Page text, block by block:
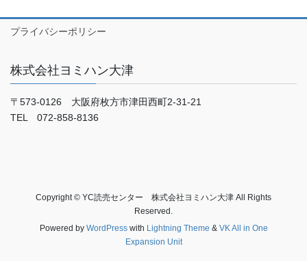
プライバシーポリシー
株式会社ヨミハン大津
〒573-0126 大阪府枚方市津田西町2-31-21
TEL 072-858-8136
Copyright © YC読売センター 株式会社ヨミハン大津 All Rights
Reserved.
Powered by WordPresswith Lightning Theme & VK All in One
Expansion Unit